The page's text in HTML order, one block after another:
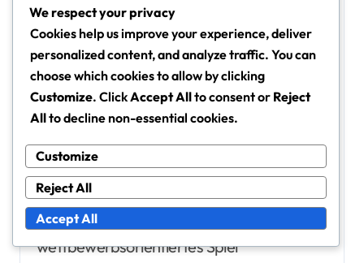
Spielern verschiedener Leistungsstufen
macht.
Leistungsvergleich mit
Gummitennisbällen
Verbund-Tennisbälle bieten im Allgemeinen
eine überlegene Leistung im Vergleich zu
Gummibällen. Sie behalten eine konsistente
Sprungkraft und Geschwindigkeit, was für
wettbewerbsorientiertes Spiel
We respect your privacy
Cookies help us improve your experience, deliver
personalized content, and analyze traffic. You can
choose which cookies to allow by clicking
Customize. ClickAccept Allto consent or Reject
Allto decline non-essential cookies.
Customize
Reject All
Accept All